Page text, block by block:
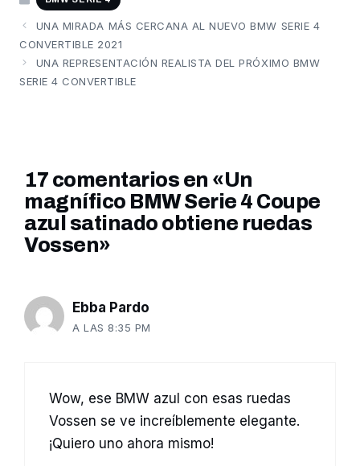
UNA MIRADA MÁS CERCANA AL NUEVO BMW SERIE 4
CONVERTIBLE 2021
UNA REPRESENTACIÓN REALISTA DEL PRÓXIMO BMW
SERIE 4 CONVERTIBLE
17 comentarios en «Un
magnífico BMW Serie 4 Coupe
azul satinado obtiene ruedas
Vossen»
Ebba Pardo
A LAS 8:35 PM
Wow, ese BMW azul con esas ruedas
Vossen se ve increíblemente elegante.
¡Quiero uno ahora mismo!